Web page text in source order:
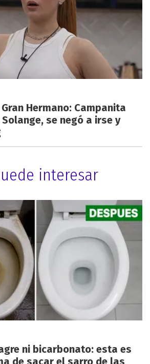
Hermano: Campanita
se negó a irse y
interesar
ni bicarbonato: esta es
de sacar el sarro de las